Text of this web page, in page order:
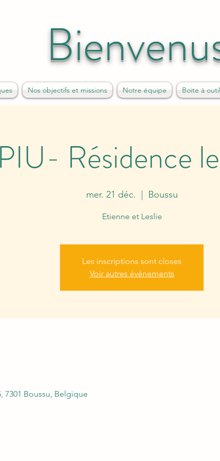
Nos objectifs et missions Notre équipe Boite à
Résidence
mer. 21 déc. Boussu
Etienne et Leslie
Les inscriptions sont closes
Voir autres événements
7301 Boussu, Belgique